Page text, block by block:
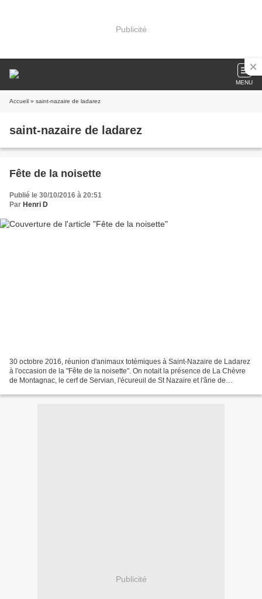
Publicité
MENU
Accueil » saint-nazaire de ladarez
saint-nazaire de ladarez
Fête de la noisette
Publié le 30/10/2016 à 20:51
Par Henri D
30 octobre 2016, réunion d'animaux totémiques à Saint-Nazaire de Ladarez
à l'occasion de la "Fête de la noisette". On notait la présence de La Chèvre
de Montagnac, le cerf de Servian, l'écureuil de St Nazaire et l'âne de
Publicité